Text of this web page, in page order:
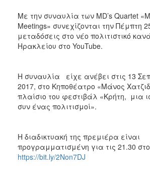
2012
2011
2010
ΠΟΛΙΤΙΣΜΟΣ
Με την συναυλία των MD’s Quartet
Meetings» συνεχίζονται την Πέμπτη
μεταδόσεις στο νέο πολιτιστικό
Ηρακλείου στο YouTube.
H συναυλία είχε ανέβει στις 13
2017, στο Κηποθέατρο «Μάνος
πλαίσιο του φεστιβάλ «Κρήτη, μια
συν ένας πολιτισμοί».
Η διαδικτυακή της πρεμιέρα είναι
προγραμματισμένη για τις 21.30
https://bit.ly/2Non7DJ